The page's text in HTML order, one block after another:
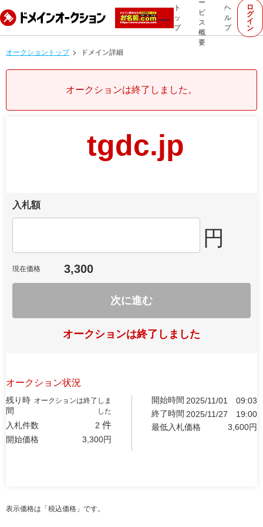
ト
ッ
プ
ー
ビ
ス
概
要
ヘ
ル
プ
ロ
グ
イ
ン
オークショントップ ドメイン詳細
オークションは終了しました。
tgdc.jp
入札額
円
現在価格 3,300
次に進む
オークションは終了しました
オークション状況
残り時
間
オークションは終了しま
した
入札件数 2 件
開始価格 3,300円
開始時間 2025/11/01
09:03
終了時間 2025/11/27
19:00
最低入札価格
3,600円
表示価格は「税込価格」です。